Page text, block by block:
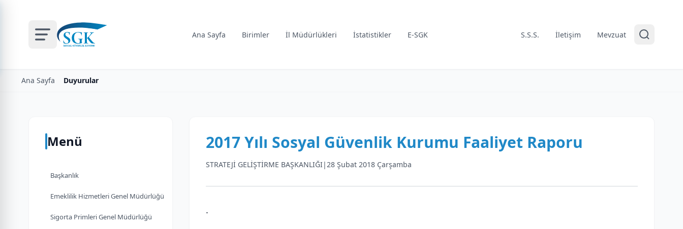
Ana Sayfa Birimler İl Müdürlükleri İstatistikler E-SGK S.S.S. İletişim Mevzuat
Ana Sayfa Duyurular
Menü
Başkanlık
Emeklilik Hizmetleri Genel Müdürlüğü
Sigorta Primleri Genel Müdürlüğü
2017 Yılı Sosyal Güvenlik Kurumu Faaliyet Raporu
STRATEJİ GELİŞTİRME BAŞKANLIĞI|28 Şubat 2018 Çarşamba
.